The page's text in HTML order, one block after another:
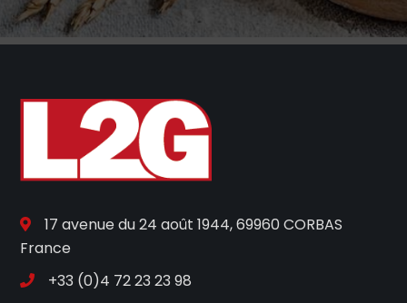
17 avenue du 24 août 1944, 69960 CORBAS
France
+33 (0)4 72 23 23 98